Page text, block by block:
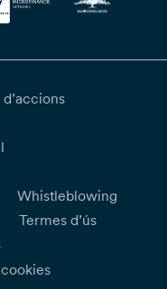
Whistleblowing
Termes d’ús